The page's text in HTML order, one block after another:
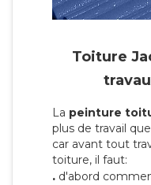
Toiture
La peinture
plus de travail
car avant tout
toiture, il faut:
. d'abord